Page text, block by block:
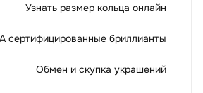
Узнать размер кольца онлайн
сертифицированные бриллианты
Обмен и скупка украшений